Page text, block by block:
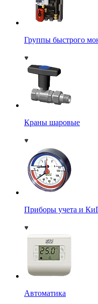
Группы быстрого
Краны шаровые
Приборы учета и
Автоматика